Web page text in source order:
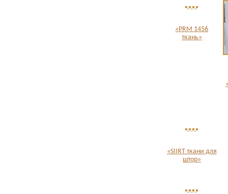
«PRM 1456
ткань»
«SIIRT ткани для
штор»